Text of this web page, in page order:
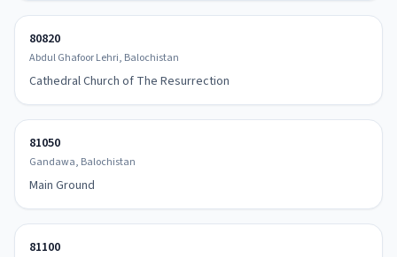
80820
Abdul Ghafoor Lehri, Balochistan
Cathedral Church of The Resurrection
81050
Gandawa, Balochistan
Main Ground
81100